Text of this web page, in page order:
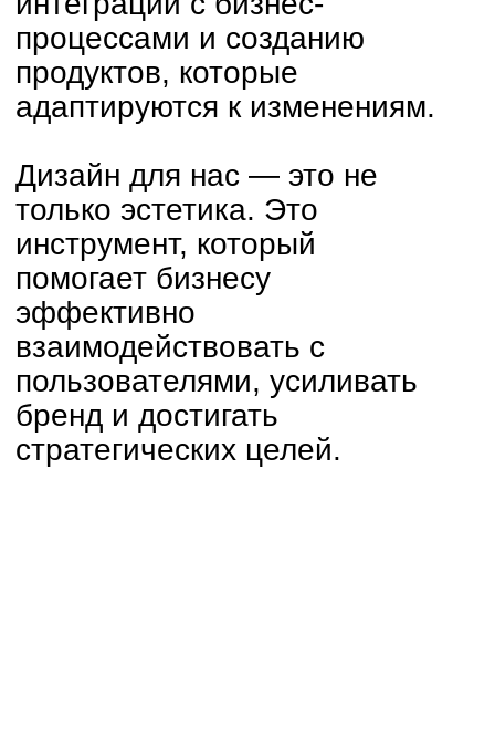
VPN App
ux/ui · цифровой сервис